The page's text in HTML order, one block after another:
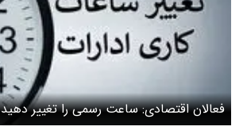
فعالان اقتصادی: ساعت رسمی را تغییر دهید